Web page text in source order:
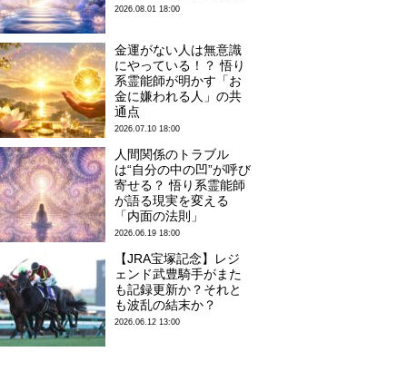
2026.08.01 18:00
金運がない人は無意識
にやっている！？ 悟り
系霊能師が明かす「お
金に嫌われる人」の共
通点
2026.07.10 18:00
人間関係のトラブル
は“自分の中の凹”が呼び
寄せる？ 悟り系霊能師
が語る現実を変える
「内面の法則」
2026.06.19 18:00
【JRA宝塚記念】レジ
ェンド武豊騎手がまた
も記録更新か？それと
も波乱の結末か？
2026.06.12 13:00